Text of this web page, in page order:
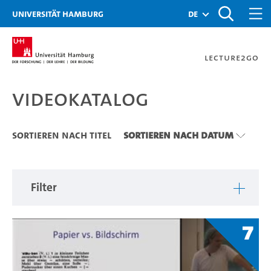
Zu den Filtern
Zur Metanavigation
Zur Hauptnavigation
Zur Suche
Zum Inhalt
Zum Seitenfuss
Universität Hamburg de
Lecture2Go
Videokatalog
Videokatalog
Sortieren nach Titel Sortieren nach Datum
Filter
7